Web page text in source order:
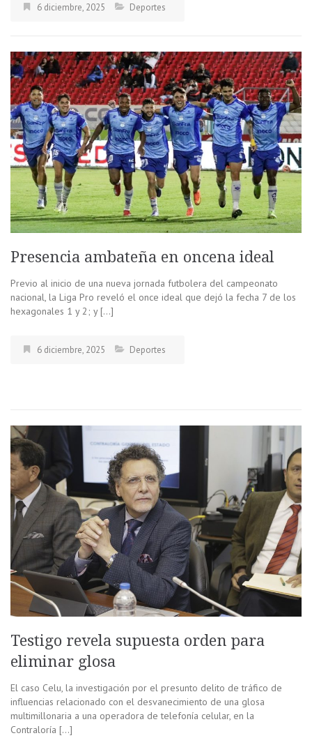
6 diciembre, 2025 Deportes
Presencia ambateña en oncena ideal
Previo al inicio de una nueva jornada futbolera del campeonato
nacional, la Liga Pro reveló el once ideal que dejó la fecha 7 de los
hexagonales 1 y 2; y […]
6 diciembre, 2025 Deportes
Testigo revela supuesta orden para
eliminar glosa
El caso Celu, la investigación por el presunto delito de tráfico de
influencias relacionado con el desvanecimiento de una glosa
multimillonaria a una operadora de telefonía celular, en la
Contraloría […]